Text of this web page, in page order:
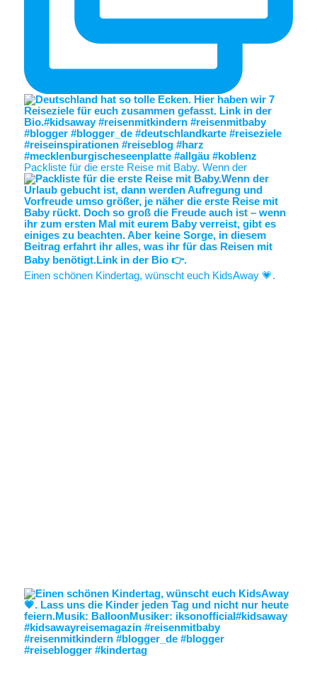
Packliste für die erste Reise mit Baby. Wenn der
Einen schönen Kindertag, wünscht euch KidsAway 💗.